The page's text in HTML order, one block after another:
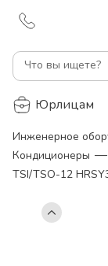
Что вы ищете?
Юрлицам
Инженерное
Кондиционеры —
TSI/TSO-12